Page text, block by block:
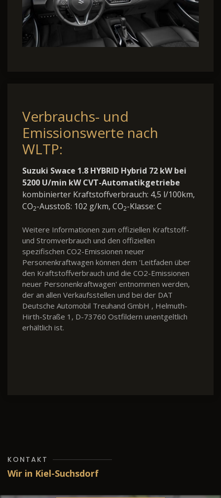
Verbrauchs- und
Emissionswerte nach
WLTP:
Suzuki Swace 1.8 HYBRID Hybrid 72 kW bei
5200 U/min kW CVT-Automatikgetriebe
kombinierter Kraftstoffverbrauch: 4,5 l/100km,
CO2-Ausstoß: 102 g/km, CO2-Klasse: C
Weitere Informationen zum offiziellen Kraftstoff-
und Stromverbrauch und den offiziellen
spezifischen CO2-Emissionen neuer
Personenkraftwagen können dem 'Leitfaden über
den Kraftstoffverbrauch und die CO2-Emissionen
neuer Personenkraftwagen' entnommen werden,
der an allen Verkaufsstellen und bei der DAT
Deutsche Automobil Treuhand GmbH , Helmuth-
Hirth-Straße 1, D-73760 Ostfildern unentgeltlich
erhältlich ist.
KONTAKT
Wir in Kiel-Suchsdorf